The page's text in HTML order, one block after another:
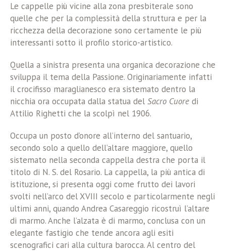
Le cappelle più vicine alla zona presbiterale sono
quelle che per la complessità della struttura e per la
ricchezza della decorazione sono certamente le più
interessanti sotto il profilo storico-artistico.
Quella a sinistra presenta una organica decorazione che
sviluppa il tema della Passione. Originariamente infatti
il crocifisso maraglianesco era sistemato dentro la
nicchia ora occupata dalla statua del Sacro Cuore di
Attilio Righetti che la scolpì nel 1906.
Occupa un posto d’onore all’interno del santuario,
secondo solo a quello dell’altare maggiore, quello
sistemato nella seconda cappella destra che porta il
titolo di N. S. del Rosario. La cappella, la più antica di
istituzione, si presenta oggi come frutto dei lavori
svolti nell’arco del XVIII secolo e particolarmente negli
ultimi anni, quando Andrea Casareggio ricostruì l’altare
di marmo. Anche l’alzata è di marmo, conclusa con un
elegante fastigio che tende ancora agli esiti
scenografici cari alla cultura barocca. Al centro del